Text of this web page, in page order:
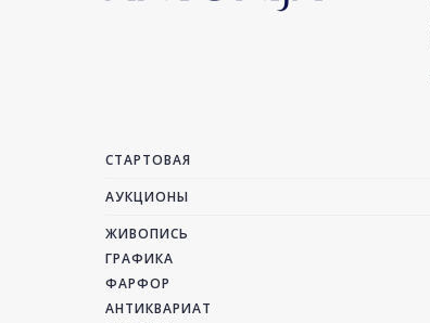
СТАРТОВАЯ
АУКЦИОНЫ
ЖИВОПИСЬ
ГРАФИКА
ФАРФОР
АНТИКВАРИАТ